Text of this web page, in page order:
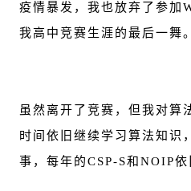
疫情暴发，我也放弃了参加
我高中竞赛生涯的最后一舞。
虽然离开了竞赛，但我对算
时间依旧继续学习算法知
事，每年的CSP-S和NOIP依